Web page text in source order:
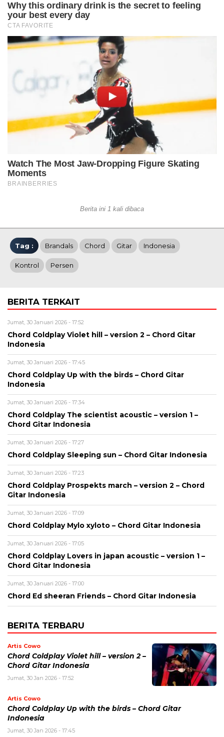
Berita ini 1 kali dibaca
Tag : Brandals Chord Gitar Indonesia
Kontrol Persen
BERITA TERKAIT
Jumat, 30 Januari 2026 - 17:52
Chord Coldplay Violet hill – version 2 – Chord Gitar
Indonesia
Jumat, 30 Januari 2026 - 17:45
Chord Coldplay Up with the birds – Chord Gitar
Indonesia
Jumat, 30 Januari 2026 - 17:34
Chord Coldplay The scientist acoustic – version 1 –
Chord Gitar Indonesia
Jumat, 30 Januari 2026 - 17:27
Chord Coldplay Sleeping sun – Chord Gitar Indonesia
Jumat, 30 Januari 2026 - 17:23
Chord Coldplay Prospekts march – version 2 – Chord
Gitar Indonesia
Jumat, 30 Januari 2026 - 17:09
Chord Coldplay Mylo xyloto – Chord Gitar Indonesia
Jumat, 30 Januari 2026 - 17:05
Chord Coldplay Lovers in japan acoustic – version 1 –
Chord Gitar Indonesia
Jumat, 30 Januari 2026 - 17:00
Chord Ed sheeran Friends – Chord Gitar Indonesia
BERITA TERBARU
Artis Cowo
Chord Coldplay Violet hill – version 2 –
Chord Gitar Indonesia
Jumat, 30 Jan 2026 - 17:52
Artis Cowo
Chord Coldplay Up with the birds – Chord Gitar
Indonesia
Jumat, 30 Jan 2026 - 17:45